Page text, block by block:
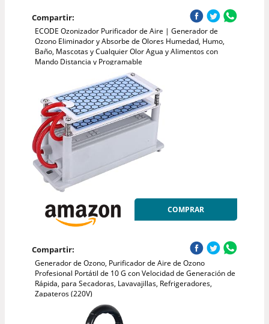
Compartir:
ECODE Ozonizador Purificador de Aire | Generador de
Ozono Eliminador y Absorbe de Olores Humedad, Humo,
Baño, Mascotas y Cualquier Olor Agua y Alimentos con
Mando Distancia y Programable
COMPRAR
Compartir:
Generador de Ozono, Purificador de Aire de Ozono
Profesional Portátil de 10 G con Velocidad de Generación de
Rápida, para Secadoras, Lavavajillas, Refrigeradores,
Zapateros (220V)